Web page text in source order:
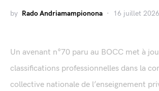
by Rado Andriamampionona 16 juillet 2026
Un avenant n°70 paru au BOCC met à
classifications professionnelles dans la
collective nationale de l’enseignement